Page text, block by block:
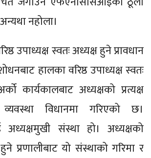
नहोला।
उपाध्यक्ष स्वतः अध्यक्ष हुने प्रावधान
हालका वरिष्ठ उपाध्यक्ष स्वतः
कार्यकालबाट अध्यक्षको प्रत्यक्ष
व्यवस्था विधानमा गरिएको छ।
संस्था हो। अध्यक्षको
हुने प्रणालीबाट यो संस्थाको गरिमा र